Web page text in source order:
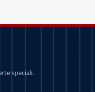
speciali.